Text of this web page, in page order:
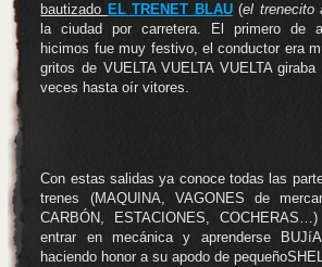
bautizado EL TRENET BLAU(el trenecito
la ciudad por carretera. El primero de
hicimos fue muy festivo, el conductor era
gritos de VUELTA VUELTA VUELTA
veces hasta oír vitores.
Con estas salidas ya conoce todas las
trenes (MAQUINA, VAGONES de
CARBÓN, ESTACIONES,
entrar en mecánica y aprenderse
haciendo honor a su apodo de